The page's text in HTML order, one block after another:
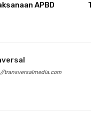
APBD
transversalmedia.com